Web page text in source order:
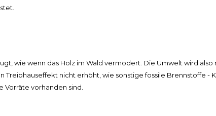
wie wenn das Holz im Wald vermodert. Die Umwelt wird
nicht erhöht, wie sonstige fossile Brennstoffe -
vorhanden sind.